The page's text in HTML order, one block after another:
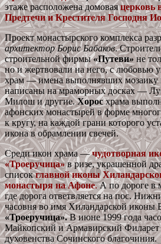
этаже расположена домоваяцерковь
Предтечи и Крестителя Господня
Проект монастырского комплекса
архитектор Борис Бабаков.
строительной фирмы«Путеви»не
но и жертвовали на него, с любовью
храм — имена выполнявших мозаику
написаны на мраморных досках —
Милош и другие.Хоросхрама
афонских монастырей в форме
к кругу, на каждой грани которого
икона в обрамлении свечей.
Среди икон храма —чудотворная
«Троеручица»в ризе, украшенной
списокглавной иконы
монастыря на Афоне.А по дороге в
где дорога ответвляется на пос.
часовня во имя Хиландарской иконы
«Троеручица».В июне 1999 года
Майкопский и Армавирский Филарет
духовенства Сочинского благочиния.